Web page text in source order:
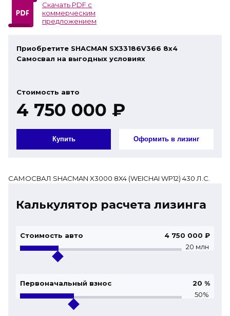
Скачать PDF с
коммерческим
предложением
Приобретите SHACMAN SX33186V366 8x4
Самосвал на выгодных условиях
Стоимость авто
4 750 000 ₽
Купить Оформить в лизинг
САМОСВАЛ SHACMAN X3000 8X4 (WEICHAI WP12) 430 Л.С.
Калькулятор расчета лизинга
Стоимость авто
4 750 000 ₽
20 млн
Первоначальный взнос 20 %
50%